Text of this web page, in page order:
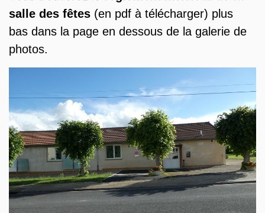
salle des fêtes (en pdf à télécharger) plus
bas dans la page en dessous de la galerie de
photos.